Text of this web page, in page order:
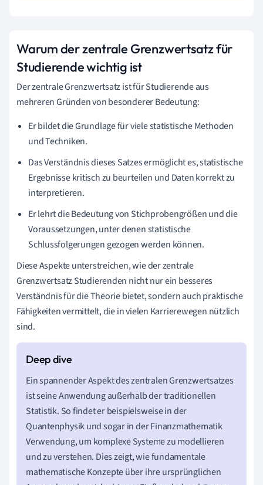
Warum der zentrale Grenzwertsatz für
Studierende wichtig ist
Der zentrale Grenzwertsatz ist für Studierende aus
mehreren Gründen von besonderer Bedeutung:
Er bildet die Grundlage für viele statistische Methoden
und Techniken.
Das Verständnis dieses Satzes ermöglicht es, statistische
Ergebnisse kritisch zu beurteilen und Daten korrekt zu
interpretieren.
Er lehrt die Bedeutung von Stichprobengrößen und die
Voraussetzungen, unter denen statistische
Schlussfolgerungen gezogen werden können.
Diese Aspekte unterstreichen, wie der zentrale
Grenzwertsatz Studierenden nicht nur ein besseres
Verständnis für die Theorie bietet, sondern auch praktische
Fähigkeiten vermittelt, die in vielen Karrierewegen nützlich
sind.
Ein spannender Aspekt des zentralen Grenzwertsatzes
ist seine Anwendung außerhalb der traditionellen
Statistik. So findet er beispielsweise in der
Quantenphysik und sogar in der Finanzmathematik
Verwendung, um komplexe Systeme zu modellieren
und zu verstehen. Dies zeigt, wie fundamentale
mathematische Konzepte über ihre ursprünglichen